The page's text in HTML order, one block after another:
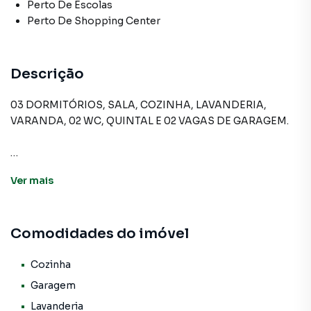
Perto De Escolas
Perto De Shopping Center
Descrição
03 DORMITÓRIOS, SALA, COZINHA, LAVANDERIA,
VARANDA, 02 WC, QUINTAL E 02 VAGAS DE GARAGEM.
AYROSA, em Osasco. Não encontrou o que procurava ou
3681-9000.
A A Bela Vista Imóveis tem mais opções de apartamentos,
casas residenciais e comerciais, sobrados, terrenos, lojas
Ver mais
Comodidades do imóvel
Cozinha
Garagem
Lavanderia